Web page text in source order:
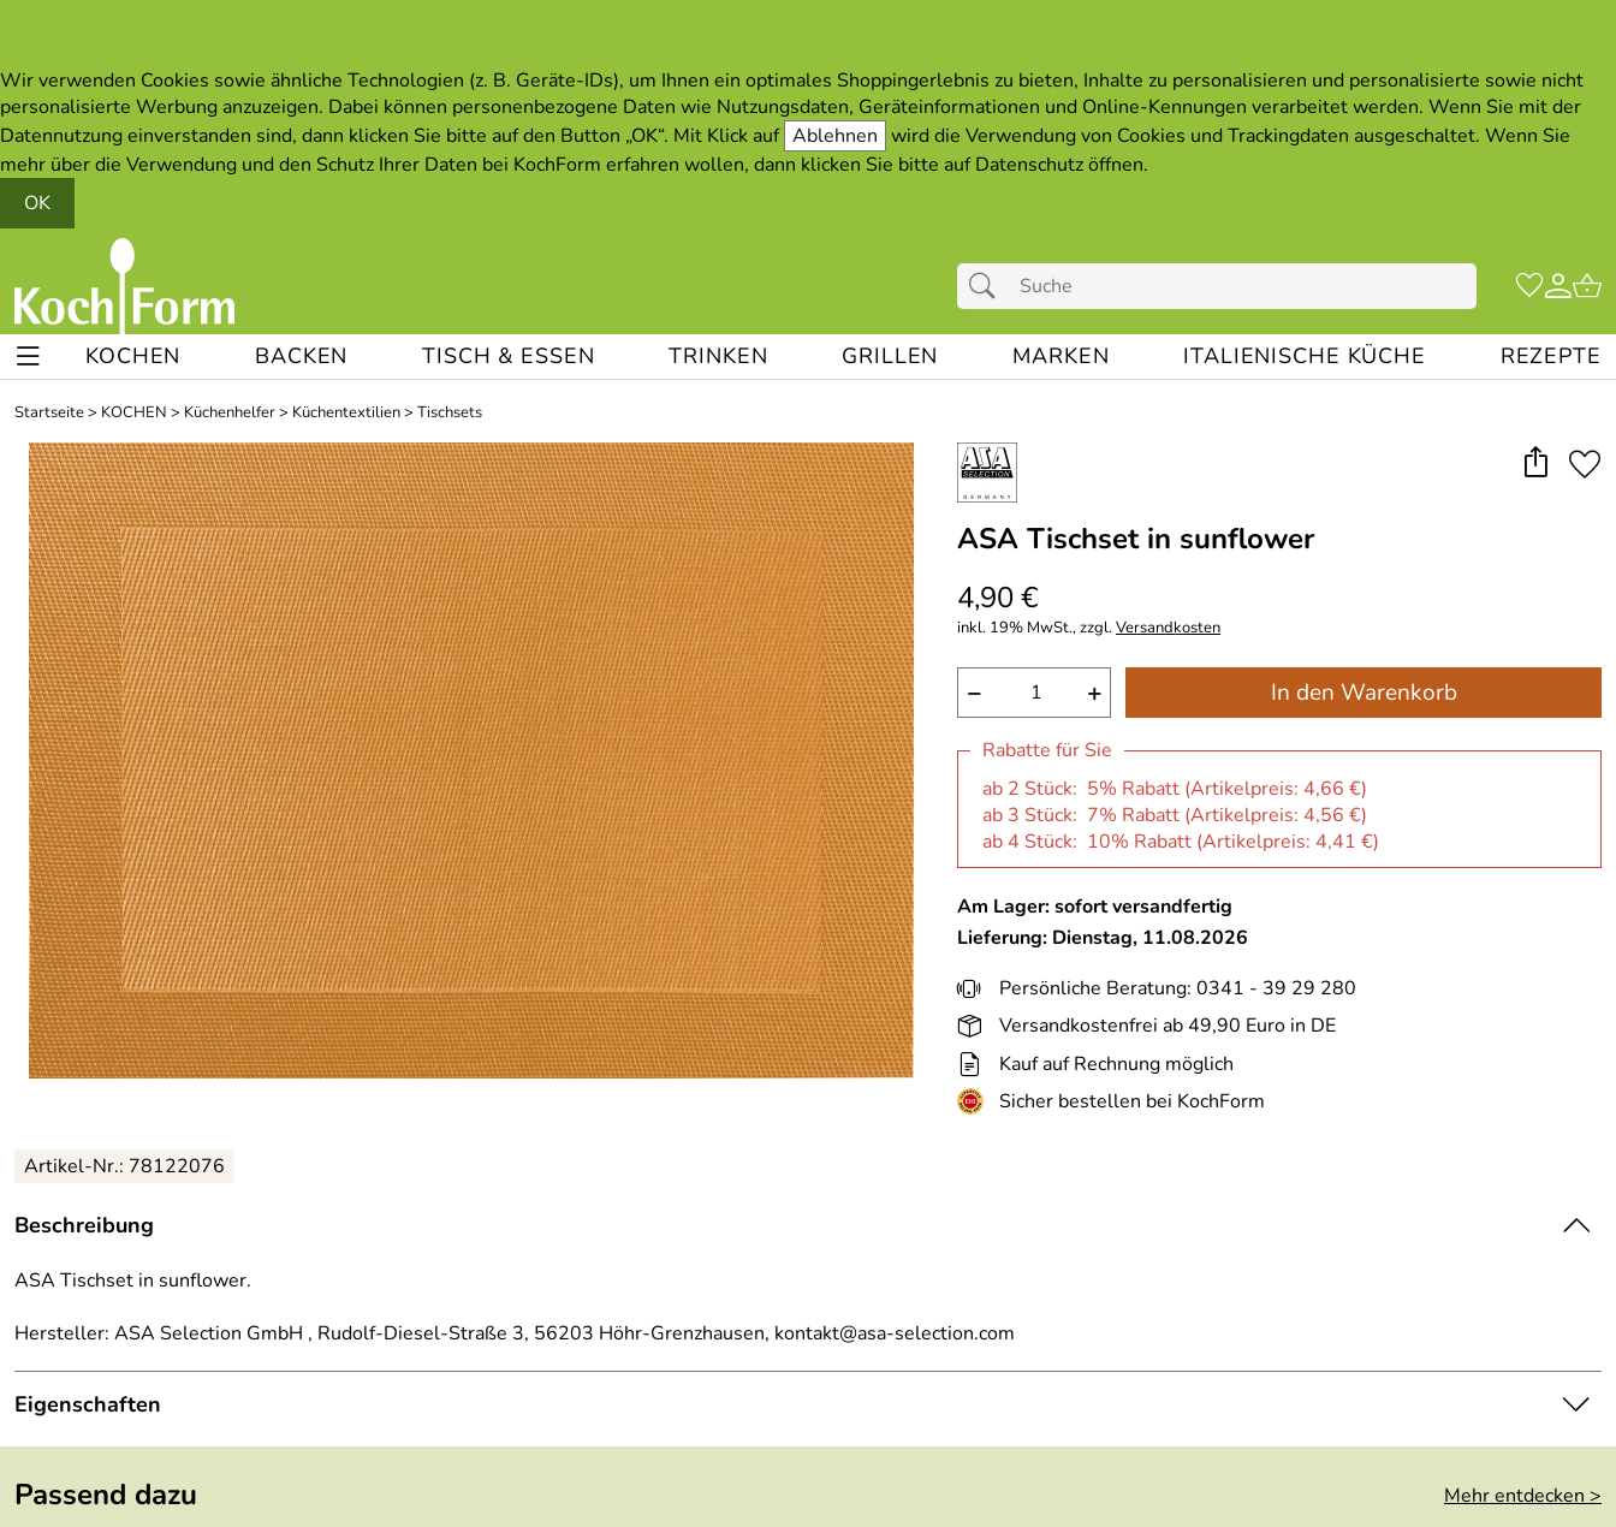
Wir verwenden Cookies sowie ähnliche Technologien (z. B. Geräte-IDs), um Ihnen ein optimales Shoppingerlebnis zu bieten, Inhalte zu personalisieren und personalisierte sowie nicht
personalisierte Werbung anzuzeigen. Dabei können personenbezogene Daten wie Nutzungsdaten, Geräteinformationen und Online-Kennungen verarbeitet werden. Wenn Sie mit der
Datennutzung einverstanden sind, dann klicken Sie bitte auf den Button „OK“. Mit Klick auf Ablehnen wird die Verwendung von Cookies und Trackingdaten ausgeschaltet. Wenn Sie
mehr über die Verwendung und den Schutz Ihrer Daten bei KochForm erfahren wollen, dann klicken Sie bitte aufDatenschutz öffnen.
OK
KOCHEN BACKEN TISCH & ESSEN TRINKEN GRILLEN MARKEN ITALIENISCHE KÜCHE REZEPTE
Startseite> KOCHEN > Küchenhelfer> Küchentextilien> Tischsets
ASA Tischset in sunflower
4,90 €
inkl. 19% MwSt., zzgl.Versandkosten
− + In den Warenkorb
Rabatte für Sie
ab 2 Stück: 5% Rabatt (Artikelpreis: 4,66 €)
ab 3 Stück: 7% Rabatt (Artikelpreis: 4,56 €)
ab 4 Stück: 10% Rabatt (Artikelpreis: 4,41 €)
Am Lager: sofort versandfertig
Lieferung: Dienstag, 11.08.2026
Persönliche Beratung: 0341 - 39 29 280
Versandkostenfrei ab 49,90 Euro in DE
Kauf auf Rechnung möglich
Sicher bestellen bei KochForm
Artikel-Nr.: 78122076
Beschreibung
ASA Tischset in sunflower.
Hersteller: ASA Selection GmbH , Rudolf-Diesel-Straße 3, 56203 Höhr-Grenzhausen, kontakt@asa-selection.com
Eigenschaften
Länge:
Passend dazu Mehr entdecken >